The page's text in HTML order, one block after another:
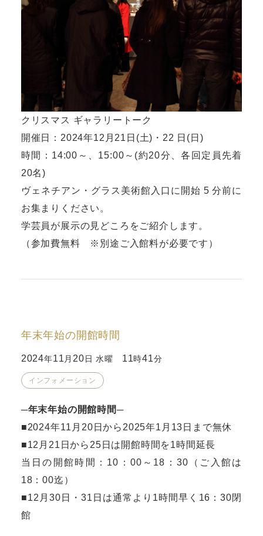
クリスマス ギャラリートーク
開催日：2024年12月21日(土)・22 日(日)
時間：14:00～、15:00～(約20分、各回定員先着
20名)
ヴェネチアン・グラス美術館入口に開始 5 分前に
お集まりください。
学芸員が展示の見どころをご紹介します。
（参加費無料 ※別途ご入館料が必要です）
年末年始の開館時間
2024年11月20 日 水曜 11時41分
インフォメーション
─年末年始の開館時間─
■2024年11月20日から2025年1月13日まで無休
■12月21日から25日は開館時間を1時間延長
当日の開館時間：10：00～18：30（ご入館は
18：00迄）
■12月30日・31日は通常より1時間早く16：30閉
館